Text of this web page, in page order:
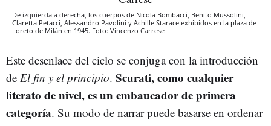
De izquierda a derecha, los cuerpos de Nicola Bombacci, Benito Mussolini,
Claretta Petacci, Alessandro Pavolini y Achille Starace exhibidos en la plaza de
Loreto de Milán en 1945. Foto: Vincenzo Carrese
Este desenlace del ciclo se conjuga con la introducción
de El fin y el principio. Scurati, como cualquier
literato de nivel, es un embaucador de primera
categoría. Su modo de narrar puede basarse en ordenar